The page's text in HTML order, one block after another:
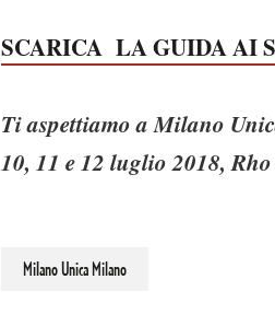
SCARICA LA GUIDA AI
Ti aspettiamo a Milano
10, 11 e 12 luglio 2018,
Milano Unica Milano